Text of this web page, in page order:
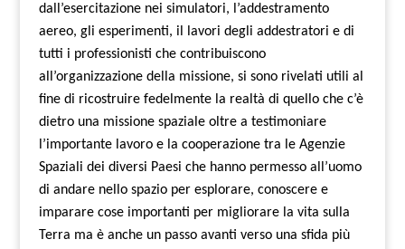
dall’esercitazione nei simulatori, l’addestramento
aereo, gli esperimenti, il lavori degli addestratori e di
tutti i professionisti che contribuiscono
all’organizzazione della missione, si sono rivelati utili al
fine di ricostruire fedelmente la realtà di quello che c’è
dietro una missione spaziale oltre a testimoniare
l’importante lavoro e la cooperazione tra le Agenzie
Spaziali dei diversi Paesi che hanno permesso all’uomo
di andare nello spazio per esplorare, conoscere e
imparare cose importanti per migliorare la vita sulla
Terra ma è anche un passo avanti verso una sfida più